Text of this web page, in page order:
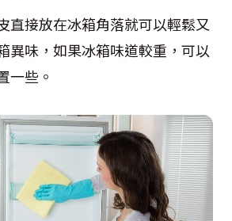
直接放在冰箱角落就可以輕鬆又
異味，如果冰箱味道較重，可以
一些。